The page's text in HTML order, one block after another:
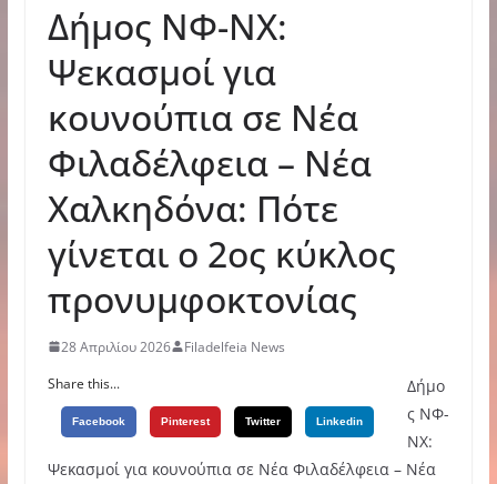
Δήμος ΝΦ-ΝΧ:
Ψεκασμοί για
κουνούπια σε Νέα
Φιλαδέλφεια – Νέα
Χαλκηδόνα: Πότε
γίνεται ο 2ος κύκλος
προνυμφοκτονίας
28 Απριλίου 2026
Filadelfeia News
Share this...
Facebook Pinterest Twitter Linkedin
Δήμο
ς ΝΦ-
ΝΧ:
Ψεκασμοί για κουνούπια σε Νέα Φιλαδέλφεια – Νέα